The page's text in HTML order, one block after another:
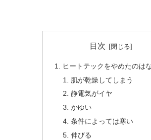
目次
ヒートテックをやめたのは
肌が乾燥してしまう
静電気がイヤ
かゆい
条件によっては寒い
伸びる